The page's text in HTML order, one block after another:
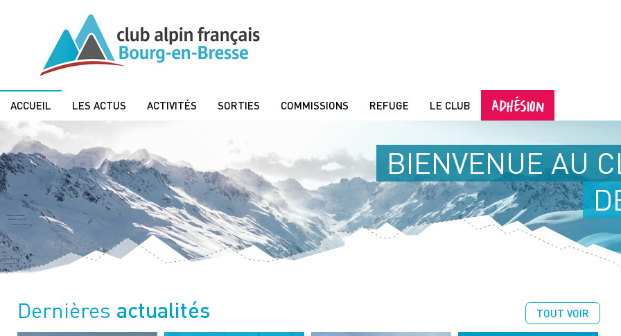
ACCUEIL LES ACTUS ACTIVITÉS SORTIES COMMISSIONS REFUGE LE CLUB ADHÉSION
BIENVENUE AU
Dernières actualités TOUT VOIR